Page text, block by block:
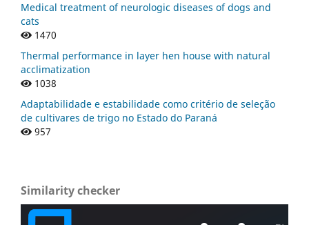
Medical treatment of neurologic diseases of dogs and
cats
1470
Thermal performance in layer hen house with natural
acclimatization
1038
Adaptabilidade e estabilidade como critério de seleção
de cultivares de trigo no Estado do Paraná
957
Similarity checker